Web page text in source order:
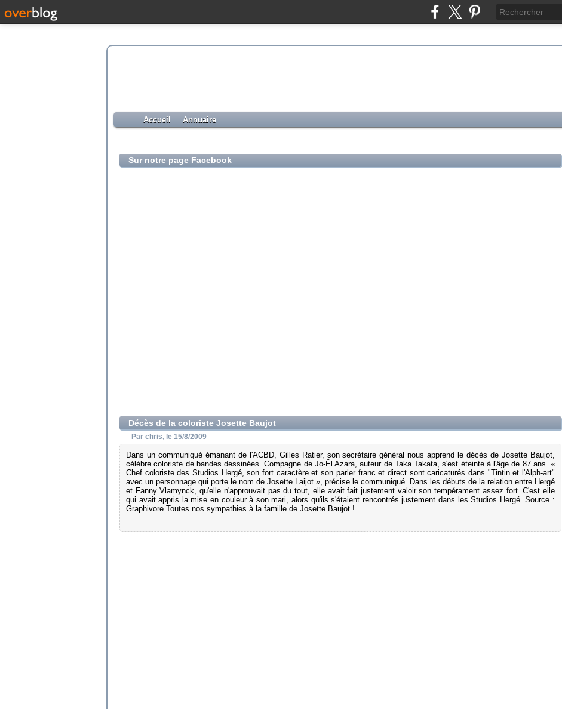
Accueil Annuaire
Sur notre page Facebook
Décès de la coloriste Josette Baujot
Par chris, le 15/8/2009
Dans un communiqué émanant de l'ACBD, Gilles Ratier, son secrétaire général nous apprend le décès de Josette Baujot,
célèbre coloriste de bandes dessinées. Compagne de Jo-Ël Azara, auteur de Taka Takata, s'est éteinte à l'âge de 87 ans. «
Chef coloriste des Studios Hergé, son fort caractère et son parler franc et direct sont caricaturés dans "Tintin et l'Alph-art"
avec un personnage qui porte le nom de Josette Laijot », précise le communiqué. Dans les débuts de la relation entre Hergé
et Fanny Vlamynck, qu'elle n'approuvait pas du tout, elle avait fait justement valoir son tempérament assez fort. C'est elle
qui avait appris la mise en couleur à son mari, alors qu'ils s'étaient rencontrés justement dans les Studios Hergé. Source :
Graphivore Toutes nos sympathies à la famille de Josette Baujot !